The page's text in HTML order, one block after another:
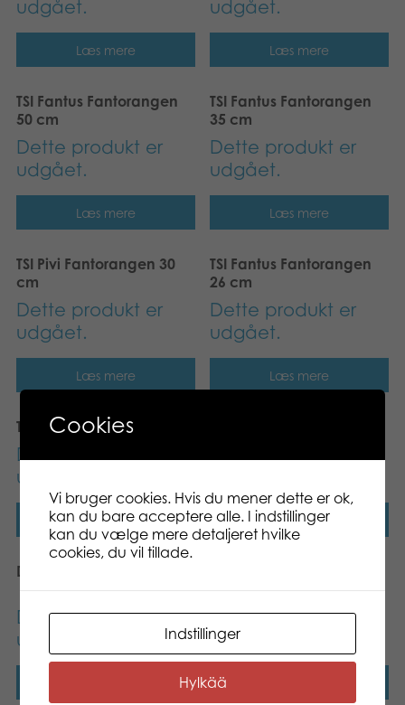
udgået.
Læs mere
udgået.
Læs mere
TSI Fantus Fantorangen
50 cm
Dette produkt er
udgået.
Læs mere
TSI Fantus Fantorangen
35 cm
Dette produkt er
udgået.
Læs mere
TSI Pivi Fantorangen 30
cm
Dette produkt er
udgået.
Læs mere
TSI Fantus Fantorangen
26 cm
Dette produkt er
udgået.
Læs mere
TSI Fantorangen 35 cm
Dette produkt er
udgået.
Læs mere
Dette produkt er
Læs mere
Det lille tog
Dette produkt er
udgået.
jigsaw toy
Dette produkt er
udgået.
Cookies
Vi bruger cookies. Hvis du mener dette er ok,
kan du bare acceptere alle. I indstillinger
kan du vælge mere detaljeret hvilke
cookies, du vil tillade.
Indstillinger
Hylkää